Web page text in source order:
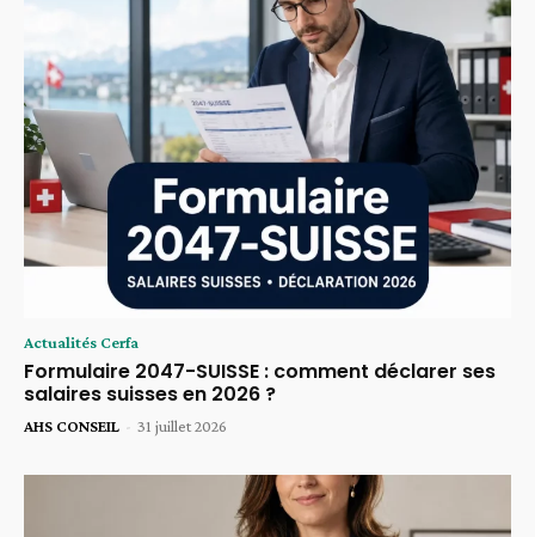
Actualités Cerfa
Formulaire 2047-SUISSE : comment déclarer ses
salaires suisses en 2026 ?
AHS CONSEIL - 31 juillet 2026